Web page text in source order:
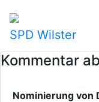
SPD Wilster
Kommentar
Nominierung von